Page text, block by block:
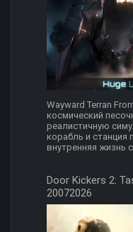
Wayward Terran
космический
реалистичную
корабль и
внутренняя жизнь
Door Kickers 2:
20072026